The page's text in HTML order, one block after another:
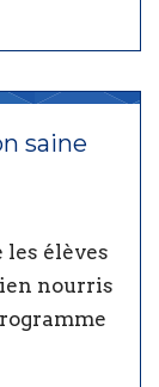
saine
les élèves
nourris